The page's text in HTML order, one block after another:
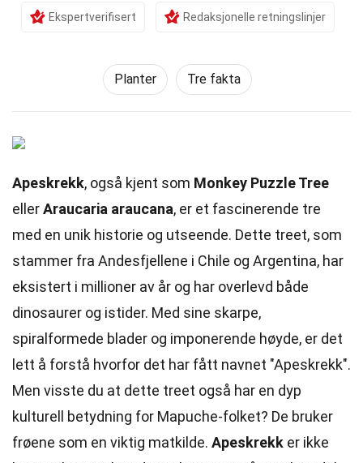
Ekspertverifisert Redaksjonelle retningslinjer
Planter Tre fakta
Apeskrekk, også kjent som Monkey Puzzle Tree
ellerAraucaria araucana, er et fascinerende tre
med en unik historie og utseende. Dette treet, som
stammer fra Andesfjellene i Chile og Argentina, har
eksistert i millioner av år og har overlevd både
dinosaurer og istider. Med sine skarpe,
spiralformede blader og imponerende høyde, er det
lett å forstå hvorfor det har fått navnet "Apeskrekk".
Men visste du at dette treet også har en dyp
kulturell betydning for Mapuche-folket? De bruker
frøene som en viktig matkilde. Apeskrekk er ikke